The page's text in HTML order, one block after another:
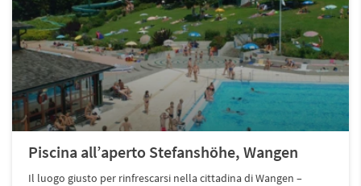
Piscina all’aperto Stefanshöhe, Wangen
Il luogo giusto per rinfrescarsi nella cittadina di Wangen –